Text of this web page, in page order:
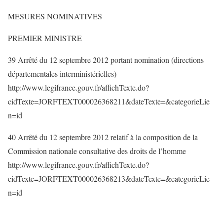
MESURES NOMINATIVES
PREMIER MINISTRE
39 Arrêté du 12 septembre 2012 portant nomination (directions
départementales interministérielles)
http://www.legifrance.gouv.fr/affichTexte.do?
cidTexte=JORFTEXT000026368211&dateTexte=&categorieLie
n=id
40 Arrêté du 12 septembre 2012 relatif à la composition de la
Commission nationale consultative des droits de l’homme
http://www.legifrance.gouv.fr/affichTexte.do?
cidTexte=JORFTEXT000026368213&dateTexte=&categorieLie
n=id